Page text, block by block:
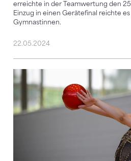
erreichte in der Teamwertung den
Einzug in einen Gerätefinal reichte
Gymnastinnen.
22.05.2024
WM-Premiere für Demierre